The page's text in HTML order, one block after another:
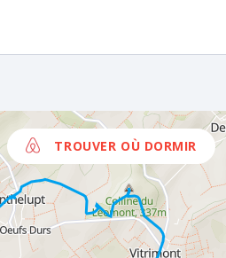
TROUVER OÙ DORMIR